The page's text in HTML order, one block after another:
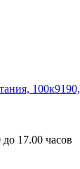
100к9190,
17.00 часов